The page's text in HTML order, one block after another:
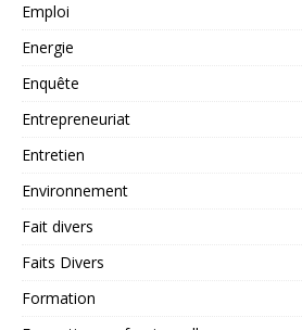
Emploi
Energie
Enquête
Entrepreneuriat
Entretien
Environnement
Fait divers
Faits Divers
Formation